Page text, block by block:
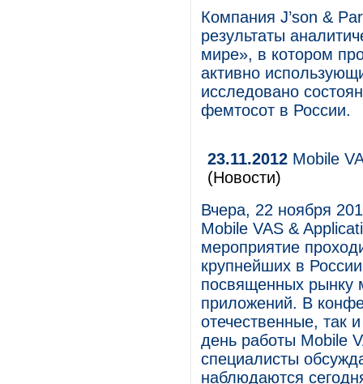
Компания J’son &
результаты
мире», в котором
активно
исследовано
фемтосот в России.
23.11.2012 Mobile
(Новости)
Вчера, 22 ноября
Mobile VAS &
мероприятие
крупнейших в
посвященных рынку
приложений. В
отечественные, так
день работы Mobile
специалисты
наблюдаются